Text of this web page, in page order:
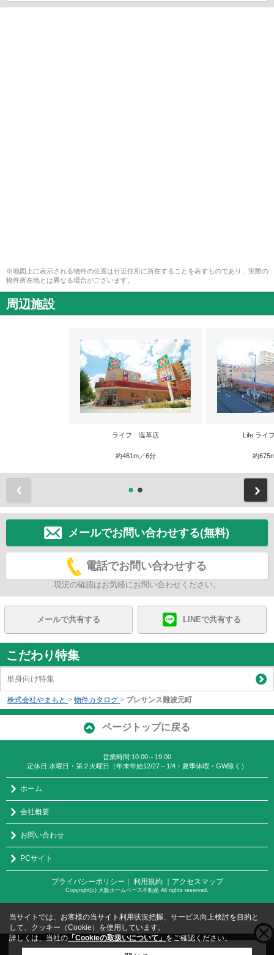
※地図上に表示される物件の位置は付近住所に所在することを表すものであり、実際の
物件所在地とは異なる場合がございます。
周辺施設
ライフ 塩草店
約461m／6分
Life ライ
約
メールでお問い合わせする(無料)
電話でお問い合わせする
現況の確認はお気軽にお問い合わせください。
メールで共有する LINEで共有する
こだわり特集
単身向け特集
株式会社やまもと > 物件カタログ > プレサンス難波元町
ページトップに戻る
営業時間:10:00～19:00
定休日:水曜日・第２火曜日（年末年始12/27～1/4・夏季休暇・GW除く）
ホーム
会社概要
お問い合わせ
PCサイト
プライバシーポリシー 利用規約 ｜アクセスマップ
Copyright(c) 大阪ホームベース不動産 All rights reserved.
当サイトでは、お客様の当サイト利用状況把握、サービス向上検討を目的と
して、クッキー（Cookie）を使用しています。
詳しくは、当社の 「Cookieの取扱いについて」 をご確認ください。